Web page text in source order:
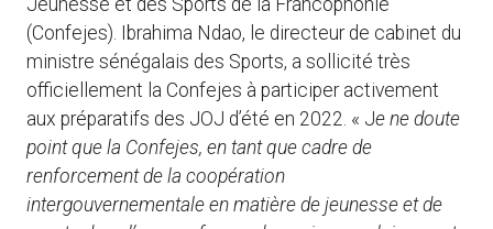
Jeunesse et des Sports de la Francophonie
(Confejes). Ibrahima Ndao, le directeur de cabinet du
ministre sénégalais des Sports, a sollicité très
officiellement la Confejes à participer activement
aux préparatifs des JOJ d’été en 2022. « Je ne doute
point que la Confejes, en tant que cadre de
renforcement de la coopération
intergouvernementale en matière de jeunesse et de